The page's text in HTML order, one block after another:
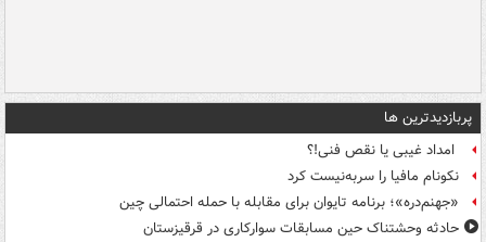
پربازدیدترین ها
امداد غیبی یا نقص فنی!؟
نکونام مافیا را سربه‌نیست کرد
«جهنم‌دره»؛ برنامه تایوان برای مقابله با حمله احتمالی چین
حادثه وحشتناک حین مسابقات سوارکاری در قرقیزستان